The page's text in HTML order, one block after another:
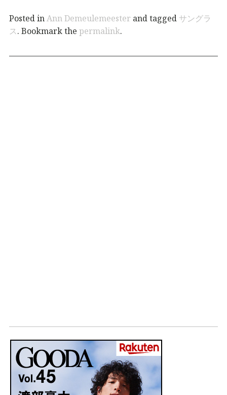
Posted inAnn Demeulemeester and tagged サングラ
ス. Bookmark the permalink.